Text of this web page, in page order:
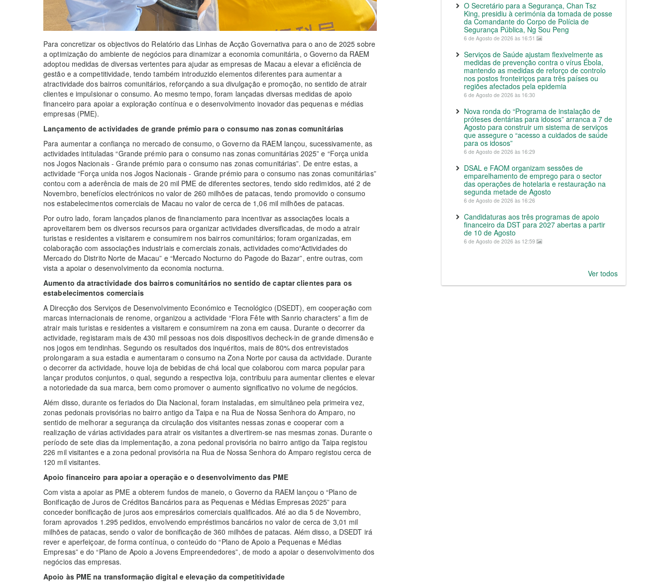
Para concretizar os objectivos do Relatório das Linhas de Acção Governativa para o ano de 2025 sobre
a optimização do ambiente de negócios para dinamizar a economia comunitária, o Governo da RAEM
adoptou medidas de diversas vertentes para ajudar as empresas de Macau a elevar a eficiência de
gestão e a competitividade, tendo também introduzido elementos diferentes para aumentar a
atractividade dos bairros comunitários, reforçando a sua divulgação e promoção, no sentido de atrair
clientes e impulsionar o consumo. Ao mesmo tempo, foram lançadas diversas medidas de apoio
financeiro para apoiar a exploração contínua e o desenvolvimento inovador das pequenas e médias
empresas (PME).
Lançamento de actividades de grande prémio para o consumo nas zonas comunitárias
Para aumentar a confiança no mercado de consumo, o Governo da RAEM lançou, sucessivamente, as
actividades intituladas “Grande prémio para o consumo nas zonas comunitárias 2025” e “Força unida
nos Jogos Nacionais - Grande prémio para o consumo nas zonas comunitárias”. De entre estas, a
actividade “Força unida nos Jogos Nacionais - Grande prémio para o consumo nas zonas comunitárias”
contou com a aderência de mais de 20 mil PME de diferentes sectores, tendo sido redimidos, até 2 de
Novembro, benefícios electrónicos no valor de 260 milhões de patacas, tendo promovido o consumo
nos estabelecimentos comerciais de Macau no valor de cerca de 1,06 mil milhões de patacas.
Por outro lado, foram lançados planos de financiamento para incentivar as associações locais a
aproveitarem bem os diversos recursos para organizar actividades diversificadas, de modo a atrair
turistas e residentes a visitarem e consumirem nos bairros comunitários; foram organizadas, em
colaboração com associações industriais e comerciais zonais, actividades como“Actividades do
Mercado do Distrito Norte de Macau” e “Mercado Nocturno do Pagode do Bazar”, entre outras, com
vista a apoiar o desenvolvimento da economia nocturna.
Aumento da atractividade dos bairros comunitários no sentido de captar clientes para os
estabelecimentos comerciais
A Direcção dos Serviços de Desenvolvimento Económico e Tecnológico (DSEDT), em cooperação com
marcas internacionais de renome, organizou a actividade “Flora Fête with Sanrio characters” a fim de
atrair mais turistas e residentes a visitarem e consumirem na zona em causa. Durante o decorrer da
actividade, registaram mais de 430 mil pessoas nos dois dispositivos decheck-in de grande dimensão e
nos jogos em tendinhas. Segundo os resultados dos inquéritos, mais de 80% dos entrevistados
prolongaram a sua estadia e aumentaram o consumo na Zona Norte por causa da actividade. Durante
o decorrer da actividade, houve loja de bebidas de chá local que colaborou com marca popular para
lançar produtos conjuntos, o qual, segundo a respectiva loja, contribuiu para aumentar clientes e elevar
a notoriedade da sua marca, bem como promover o aumento significativo no volume de negócios.
Além disso, durante os feriados do Dia Nacional, foram instaladas, em simultâneo pela primeira vez,
zonas pedonais provisórias no bairro antigo da Taipa e na Rua de Nossa Senhora do Amparo, no
sentido de melhorar a segurança da circulação dos visitantes nessas zonas e cooperar com a
realização de várias actividades para atrair os visitantes a divertirem-se nas mesmas zonas. Durante o
período de sete dias da implementação, a zona pedonal provisória no bairro antigo da Taipa registou
226 mil visitantes e a zona pedonal provisória na Rua de Nossa Senhora do Amparo registou cerca de
120 mil visitantes.
Apoio financeiro para apoiar a operação e o desenvolvimento das PME
Com vista a apoiar as PME a obterem fundos de maneio, o Governo da RAEM lançou o “Plano de
Bonificação de Juros de Créditos Bancários para as Pequenas e Médias Empresas 2025” para
conceder bonificação de juros aos empresários comerciais qualificados. Até ao dia 5 de Novembro,
foram aprovados 1.295 pedidos, envolvendo empréstimos bancários no valor de cerca de 3,01 mil
milhões de patacas, sendo o valor de bonificação de 360 milhões de patacas. Além disso, a DSEDT irá
rever e aperfeiçoar, de forma contínua, o conteúdo do “Plano de Apoio a Pequenas e Médias
Empresas” e do “Plano de Apoio a Jovens Empreendedores”, de modo a apoiar o desenvolvimento dos
negócios das empresas.
Apoio às PME na transformação digital e elevação da competitividade
O Secretário para a Segurança, Chan Tsz
King, presidiu à cerimónia da tomada de posse
da Comandante do Corpo de Polícia de
Segurança Pública, Ng Sou Peng
6 de Agosto de 2026 às 16:51
Serviços de Saúde ajustam flexivelmente as
medidas de prevenção contra o vírus Ébola,
mantendo as medidas de reforço de controlo
nos postos fronteiriços para três países ou
regiões afectados pela epidemia
6 de Agosto de 2026 às 16:30
Nova ronda do “Programa de instalação de
próteses dentárias para idosos” arranca a 7 de
Agosto para construir um sistema de serviços
que assegure o “acesso a cuidados de saúde
para os idosos”
6 de Agosto de 2026 às 16:29
DSAL e FAOM organizam sessões de
emparelhamento de emprego para o sector
das operações de hotelaria e restauração na
segunda metade de Agosto
6 de Agosto de 2026 às 16:26
Candidaturas aos três programas de apoio
financeiro da DST para 2027 abertas a partir
de 10 de Agosto
6 de Agosto de 2026 às 12:59
Ver todos